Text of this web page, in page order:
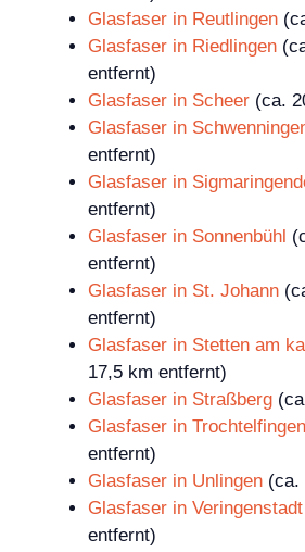
Glasfaser in Reutlingen
Glasfaser in Riedlingen
entfernt)
Glasfaser in Scheer (ca.
Glasfaser in
entfernt)
Glasfaser in
entfernt)
Glasfaser in Sonnenbühl
entfernt)
Glasfaser in St. Johann
entfernt)
Glasfaser in Stetten am
17,5 km entfernt)
Glasfaser in Straßberg
Glasfaser in Trochtelfingen
entfernt)
Glasfaser in Unlingen (ca.
Glasfaser in Veringenstadt
entfernt)